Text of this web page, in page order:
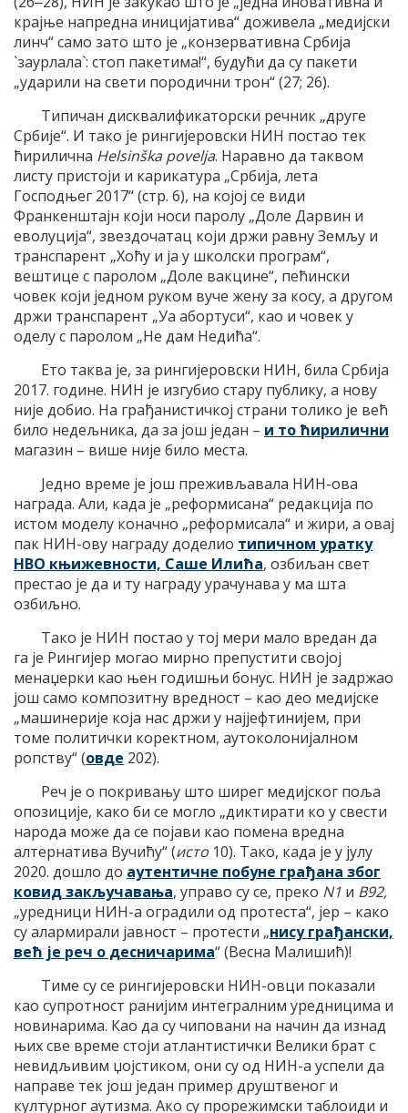
крајње напредна иницијатива“ доживела „медијски
линч“ само зато што је „конзервативна Србија
`заурлала`: стоп пакетима!“, будући да су пакети
„ударили на свети породични трон“ (27; 26).
Типичан дисквалификаторски речник „друге
Србије“. И тако је рингијеровски НИН постао тек
ћирилична Helsinškа poveljа. Наравно да таквом
листу пристоји и карикатура „Србија, лета
Господњег 2017“ (стр. 6), на којој се види
Франкенштајн који носи паролу „Доле Дарвин и
еволуција“, звездочатац који држи равну Земљу и
транспарент „Хоћу и ја у школски програм“,
вештице с паролом „Доле вакцине“, пећински
човек који једном руком вуче жену за косу, а другом
држи транспарент „Уа абортуси“, као и човек у
оделу с паролом „Не дам Недића“.
Ето таква је, за рингијеровски НИН, била Србија
2017. године. НИН је изгубио стару публику, а нову
није добио. На грађанистичкој страни толико је већ
било недељника, да за још један – и то ћирилични
магазин – више није било места.
Једно време је још преживљавала НИН-ова
награда. Али, када је „реформисана“ редакција по
истом моделу коначно „реформисала“ и жири, а овај
пак НИН-ову награду доделио типичном уратку
НВО књижевности, Саше Илића, озбиљан свет
престао је да и ту награду урачунава у ма шта
озбиљно.
Тако је НИН постао у тој мери мало вредан да
га је Рингијер могао мирно препустити својој
менаџерки као њен годишњи бонус. НИН је задржао
још само композитну вредност – као део медијске
„машинерије која нас држи у најјефтинијем, при
томе политички коректном, аутоколонијалном
ропству“ (овде 202).
Реч је о покривању што ширег медијског поља
опозиције, како би се могло „диктирати ко у свести
народа може да се појави као помена вредна
алтернатива Вучићу“ (исто 10). Тако, када је у јулу
2020. дошло до аутентичне побуне грађана због
ковид закључавања, управо су се, преко N1 и B92,
„уредници НИН-а оградили од протеста“, јер – како
су алармирали јавност – протести „нису грађански,
већ је реч о десничарима“ (Весна Малишић)!
Тиме су се рингијеровски НИН-овци показали
као супротност ранијим интегралним уредницима и
новинарима. Као да су чиповани на начин да изнад
њих све време стоји атлантистички Велики брат с
невидљивим џојстиком, они су од НИН-а успели да
направе тек још један пример друштвеног и
културног аутизма. Ако су прорежимски таблоиди и